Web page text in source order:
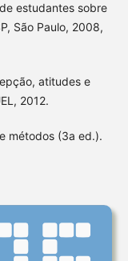
estudantes sobre
São Paulo, 2008,
atitudes e
2012.
métodos (3a ed.).